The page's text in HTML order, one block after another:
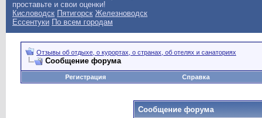
проставьте и свои оценки!
Кисловодск Пятигорск Железноводск
Ессентуки По всем городам
Отзывы об отдыхе, о курортах, о странах, об отелях и санаториях
Сообщение форума
Регистрация
Справка
Сообщение форума